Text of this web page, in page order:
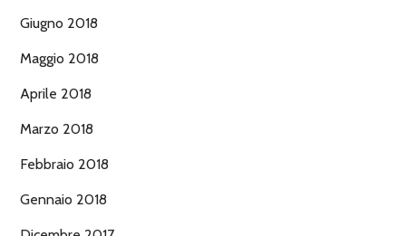
Giugno 2018
Maggio 2018
Aprile 2018
Marzo 2018
Febbraio 2018
Gennaio 2018